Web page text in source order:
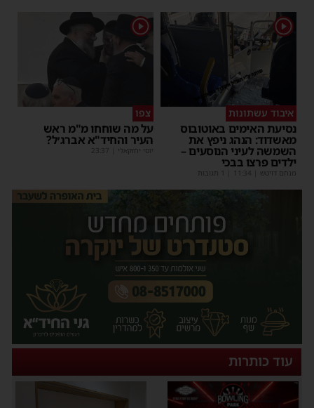
1
איבוד עשתונות
נסיעת האימים באוטובוס
מאשדוד: הנהג ניפץ את
השמשה לעיני הנוסעים –
ילדים פרצו בבכי
מנחם דויטש 11:34
1
צפו
על מה שוחחו מ"מ ראש
העיר והחיד"א אברג׳ל?
יוסי יחזקאלי 23:37
עוד כותרות